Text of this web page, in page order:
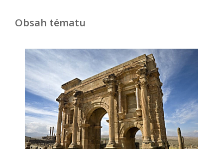
Obsah tématu